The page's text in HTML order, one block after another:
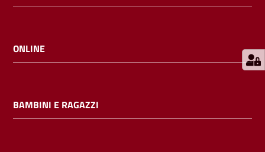
i
ONLINE
BAMBINI E RAGAZZI